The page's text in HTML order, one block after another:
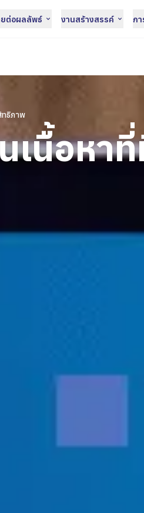
ต่อผลลัพธ์ งานสร้างสรรค์ ก
ทธิภาพ
เนื้อหา